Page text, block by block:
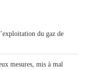
du gaz de
mesures, mis à mal